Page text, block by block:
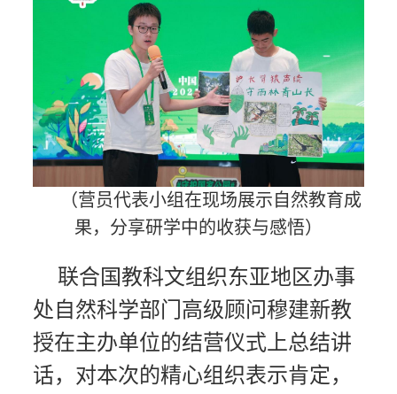
（营员代表小组在现场展示自然教育成
果，分享研学中的收获与感悟）
联合国教科文组织东亚地区办事
处自然科学部门高级顾问穆建新教
授在主办单位的结营仪式上总结讲
话，对本次的精心组织表示肯定，